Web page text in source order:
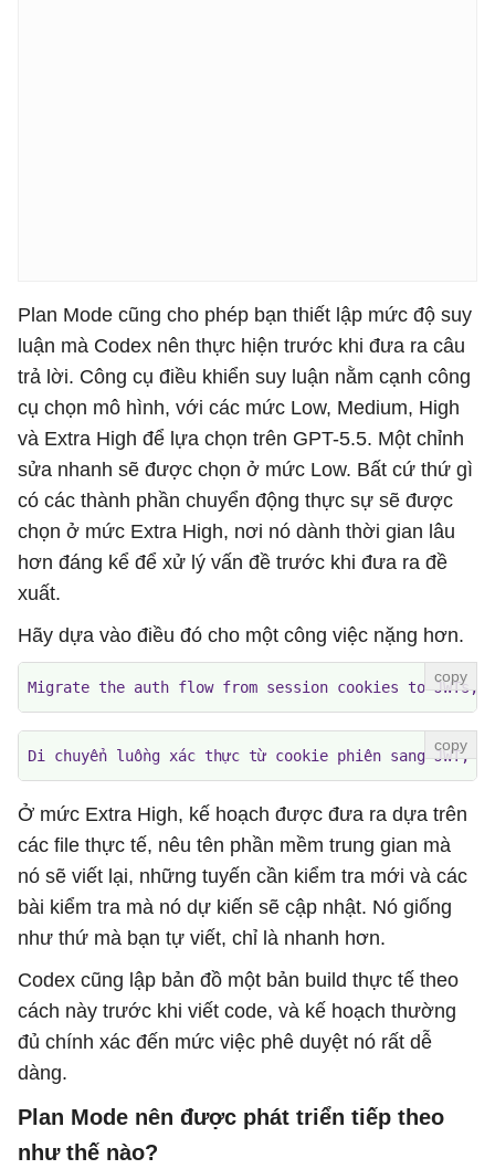
Plan Mode cũng cho phép bạn thiết lập mức độ suy
luận mà Codex nên thực hiện trước khi đưa ra câu
trả lời. Công cụ điều khiển suy luận nằm cạnh công
cụ chọn mô hình, với các mức Low, Medium, High
và Extra High để lựa chọn trên GPT-5.5. Một chỉnh
sửa nhanh sẽ được chọn ở mức Low. Bất cứ thứ gì
có các thành phần chuyển động thực sự sẽ được
chọn ở mức Extra High, nơi nó dành thời gian lâu
hơn đáng kể để xử lý vấn đề trước khi đưa ra đề
xuất.
Hãy dựa vào điều đó cho một công việc nặng hơn.
Migrate the auth flow from session cookies to
Di chuyển luồng xác thực từ cookie phiên sang
Ở mức Extra High, kế hoạch được đưa ra dựa trên
các file thực tế, nêu tên phần mềm trung gian mà
nó sẽ viết lại, những tuyến cần kiểm tra mới và các
bài kiểm tra mà nó dự kiến ​​sẽ cập nhật. Nó giống
như thứ mà bạn tự viết, chỉ là nhanh hơn.
Codex cũng lập bản đồ một bản build thực tế theo
cách này trước khi viết code, và kế hoạch thường
đủ chính xác đến mức việc phê duyệt nó rất dễ
dàng.
Plan Mode nên được phát triển tiếp theo
như thế nào?